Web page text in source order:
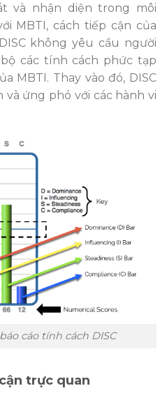
và nhận diện trong môi
MBTI, cách tiếp cận của
không yêu cầu người
các tính cách phức tạp
MBTI. Thay vào đó, DISC
ứng phó với các hành vi
cáo tính cách DISC
trực quan